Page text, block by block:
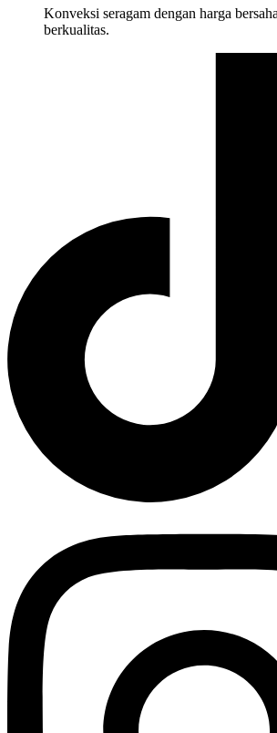
Konveksi seragam dengan harga
berkualitas.